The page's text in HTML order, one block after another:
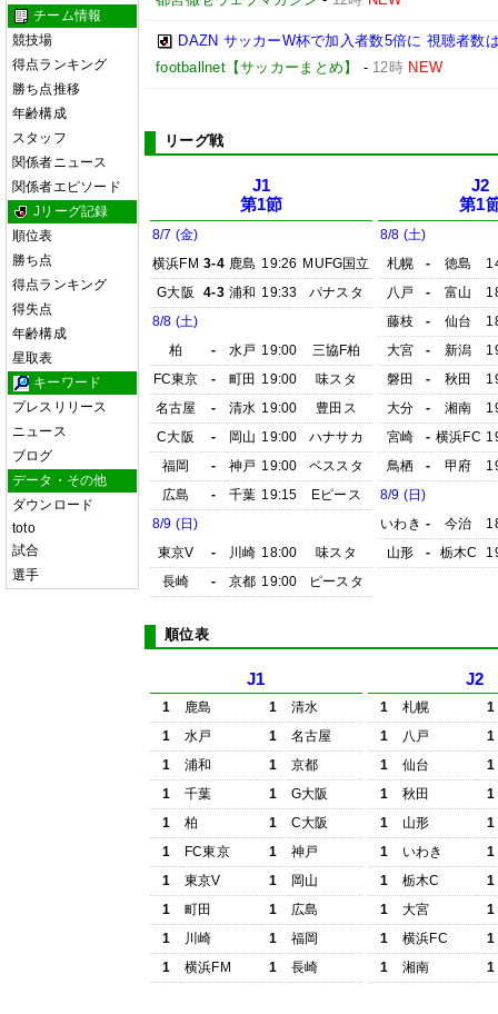
チーム情報
競技場
得点ランキング
勝ち点推移
年齢構成
スタッフ
関係者ニュース
関係者エピソード
Jリーグ記録
順位表
勝ち点
得点ランキング
得失点
年齢構成
星取表
キーワード
プレスリリース
ニュース
ブログ
データ・その他
ダウンロード
toto
試合
選手
DAZN サッカーW杯で加入者数5倍に 視聴者数
footballnet【サッカーまとめ】
- 12時 NEW
リーグ戦
J1
第1節
8/7 (金)
横浜FM 3-4 鹿島 19:26 MUFG国立
G大阪
4-3 浦和 19:33
パナスタ
8/8 (土)
柏
- 水戸 19:00
三協F柏
FC東京
- 町田 19:00
味スタ
名古屋
- 清水 19:00
豊田ス
C大阪
- 岡山 19:00
ハナサカ
福岡
- 神戸 19:00
ベススタ
広島
- 千葉 19:15
Eピース
8/9 (日)
東京V
- 川崎 18:00
味スタ
長崎
- 京都 19:00 ピースタ
J2
第1
8/8 (土)
札幌
- 徳島
八戸
- 富山
藤枝
- 仙台
大宮
- 新潟
磐田
- 秋田
大分
- 湘南
宮崎
- 横浜FC
鳥栖
- 甲府
8/9 (日)
いわき - 今治
山形
- 栃木C
順位表
J1
1 鹿島 1
清水
1
水戸 1
名古屋
1
浦和 1
京都
1
千葉 1
G大阪
1
柏 1
C大阪
1
FC東京 1
神戸
1
東京V 1
岡山
1
町田 1
広島
1
川崎 1
福岡
1
横浜FM 1 長崎
J2
1 札幌
1
1
八戸
1
1
仙台
1
1
秋田
1
1
山形
1
1
いわき
1
1
栃木C
1
1
大宮
1
1
横浜FC
1
1
湘南 1